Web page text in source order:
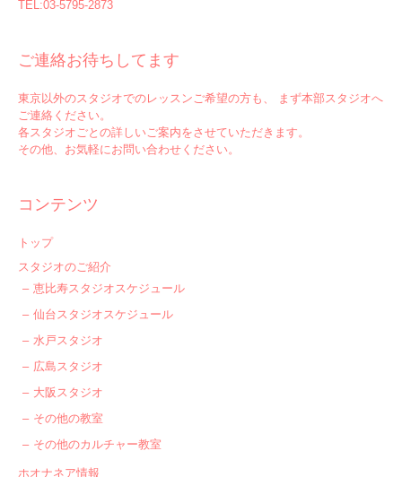
TEL:03-5795-2873
ご連絡お待ちしてます
東京以外のスタジオでのレッスンご希望の方も、 まず本部スタジオへ
ご連絡ください。
各スタジオごとの詳しいご案内をさせていただきます。
その他、お気軽にお問い合わせください。
コンテンツ
トップ
スタジオのご紹介
恵比寿スタジオスケジュール
仙台スタジオスケジュール
水戸スタジオ
広島スタジオ
大阪スタジオ
その他の教室
その他のカルチャー教室
ホオナネア情報